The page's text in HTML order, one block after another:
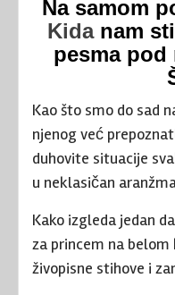
Na samom
Kidanam
pesma pod
Kao što smo do sad
njenog već
duhovite situacije
u neklasičan
Kako izgleda jedan
za princem na
živopisne stihove i